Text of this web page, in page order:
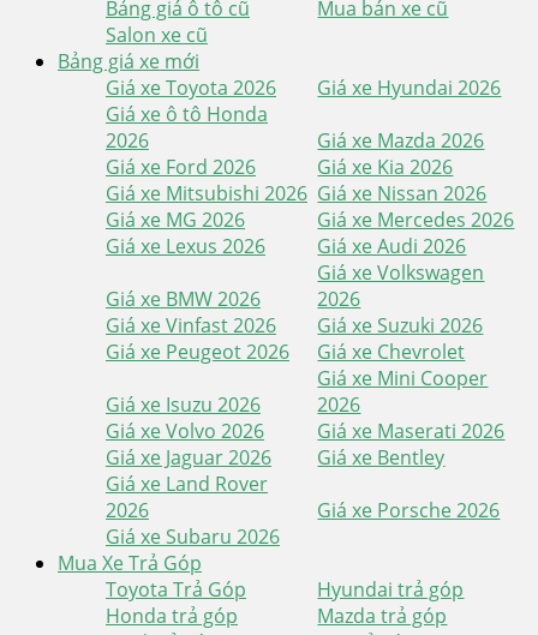
Bảng giá ô tô cũ
Mua bán xe cũ
Salon xe cũ
Bảng giá xe mới
Giá xe Toyota 2026
Giá xe Hyundai 2026
Giá xe ô tô Honda
2026
Giá xe Mazda 2026
Giá xe Ford 2026
Giá xe Kia 2026
Giá xe Mitsubishi 2026 Giá xe Nissan 2026
Giá xe MG 2026
Giá xe Mercedes 2026
Giá xe Lexus 2026
Giá xe Audi 2026
Giá xe BMW 2026
Giá xe Volkswagen
2026
Giá xe Vinfast 2026
Giá xe Suzuki 2026
Giá xe Peugeot 2026
Giá xe Chevrolet
Giá xe Isuzu 2026
Giá xe Mini Cooper
2026
Giá xe Volvo 2026
Giá xe Maserati 2026
Giá xe Jaguar 2026
Giá xe Bentley
Giá xe Land Rover
2026
Giá xe Porsche 2026
Giá xe Subaru 2026
Mua Xe Trả Góp
Toyota Trả Góp
Hyundai trả góp
Honda trả góp
Mazda trả góp